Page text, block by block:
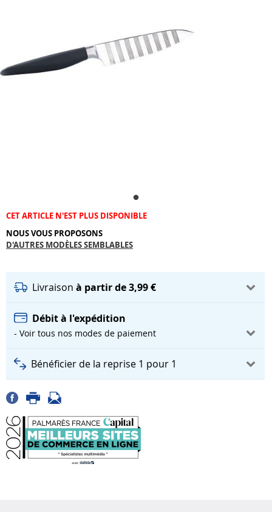
CET ARTICLE N'EST PLUS DISPONIBLE
NOUS VOUS PROPOSONS
D'AUTRES MODÈLES SEMBLABLES
Livraison à partir de 3,99 €
Débit à l'expédition
- Voir tous nos modes de paiement
Bénéficier de la reprise 1 pour 1